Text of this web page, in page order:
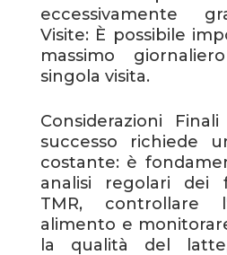
eccessivamente
Visite: È possibile
massimo
singola visita.
Considerazioni
successo richiede
costante: è
analisi regolari dei
TMR, controllare
alimento e
la qualità del